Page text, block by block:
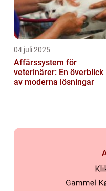
04 juli 2025
Affärssystem för
veterinärer: En överblick
av moderna lösningar